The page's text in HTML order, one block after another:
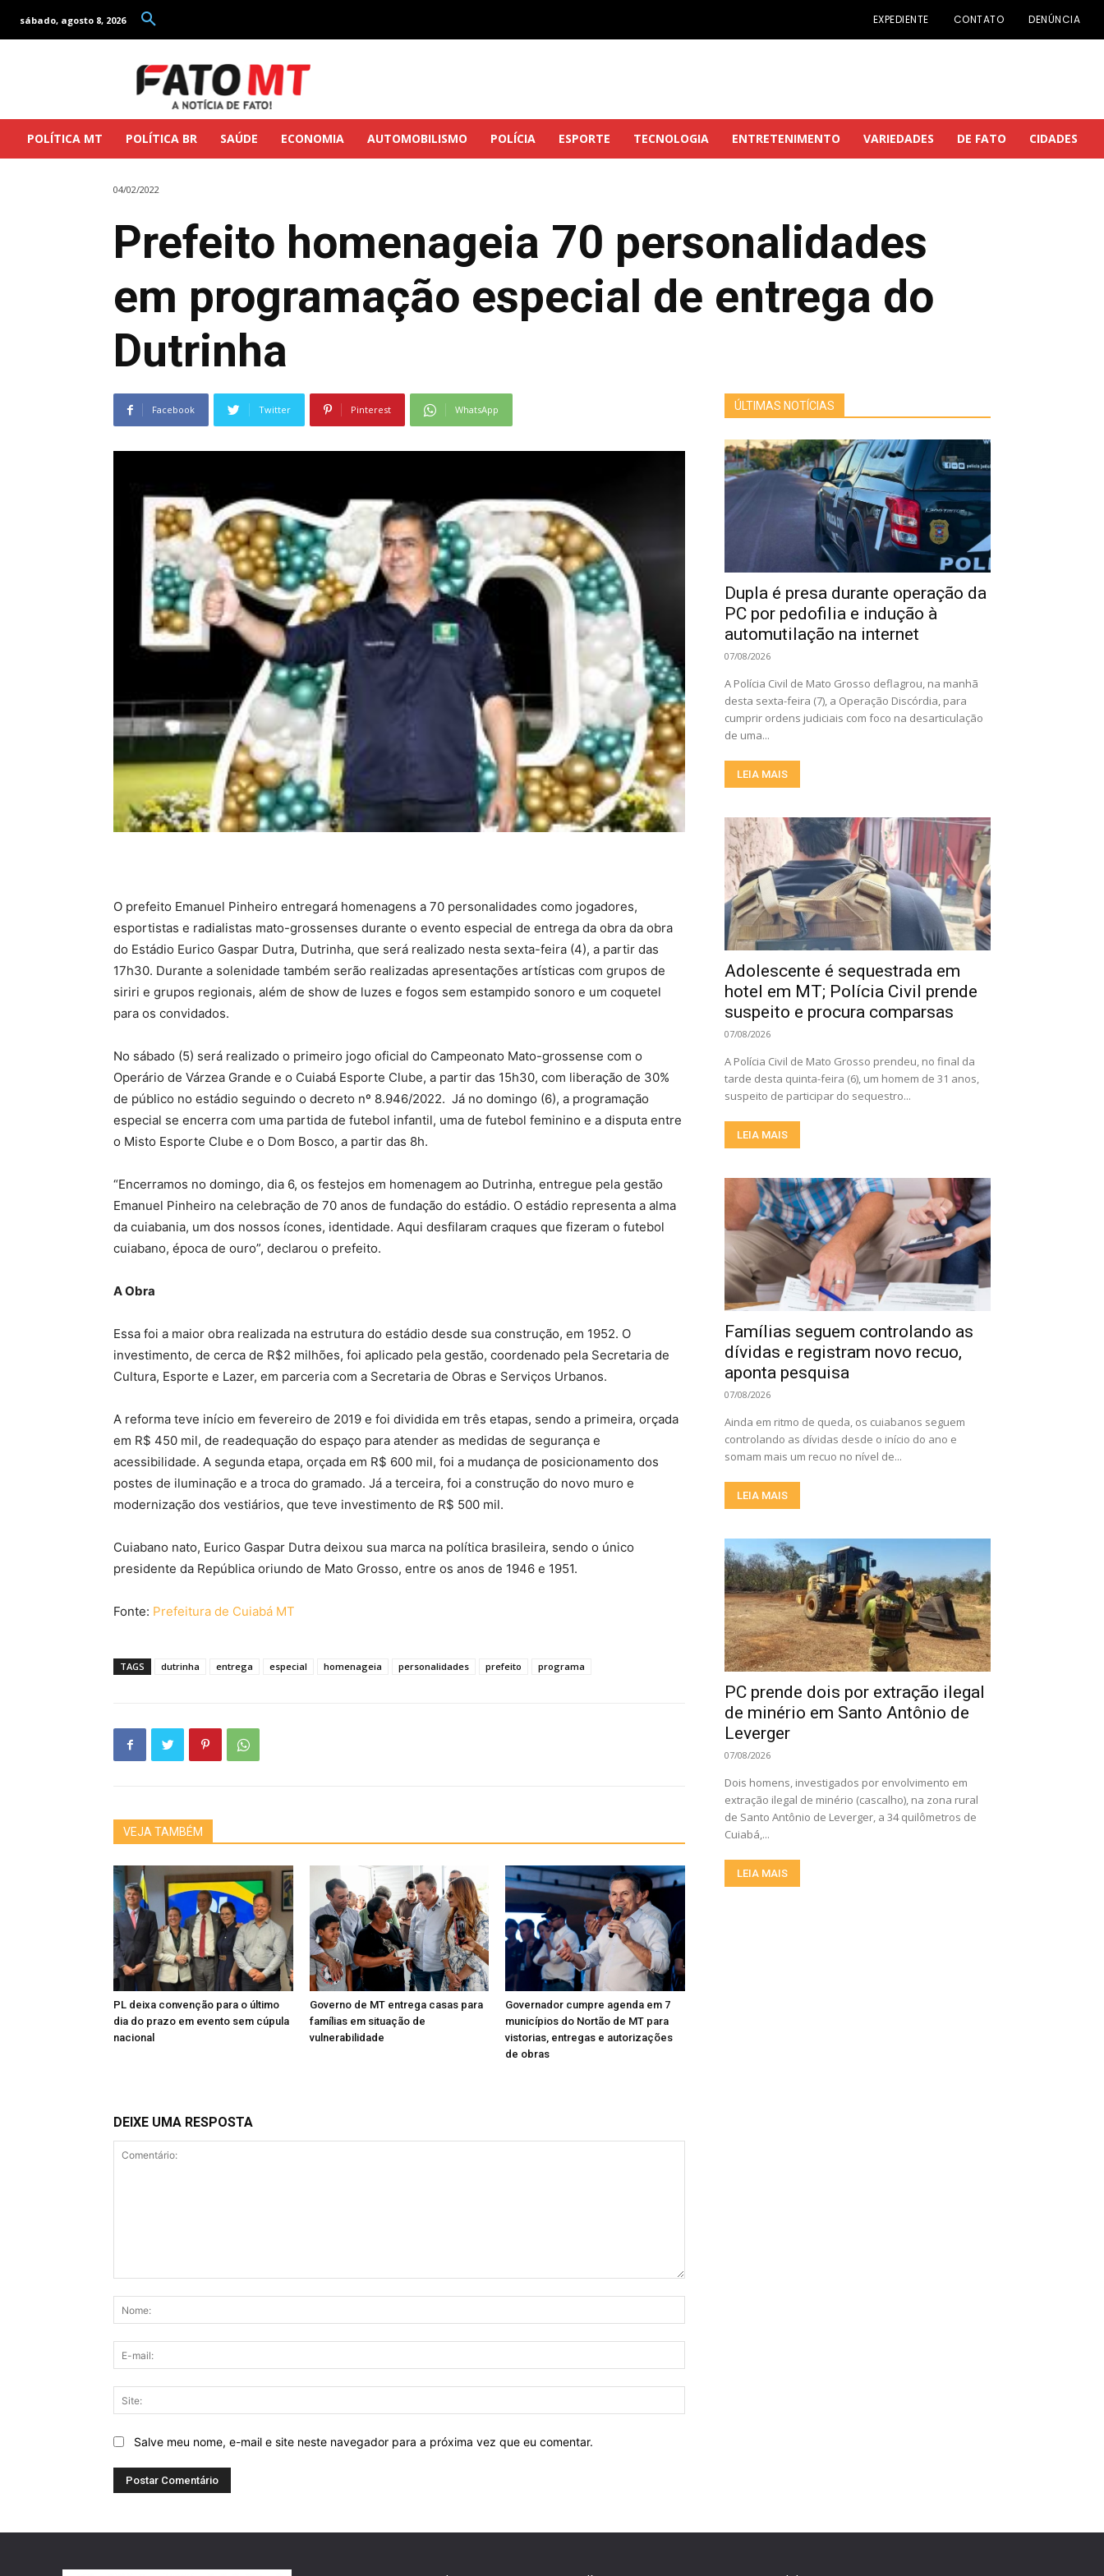
sábado, agosto 8, 2026 EXPEDIENTE CONTATO DENÚNCIA
POLÍTICA MT POLÍTICA BR SAÚDE ECONOMIA AUTOMOBILISMO POLÍCIA ESPORTE TECNOLOGIA ENTRETENIMENTO VARIEDADES DE FATO CIDADES
04/02/2022
Prefeito homenageia 70 personalidades
em programação especial de entrega do
Dutrinha
Facebook Twitter Pinterest WhatsApp
O prefeito Emanuel Pinheiro entregará homenagens a 70 personalidades como jogadores,
esportistas e radialistas mato-grossenses durante o evento especial de entrega da obra da obra
do Estádio Eurico Gaspar Dutra, Dutrinha, que será realizado nesta sexta-feira (4), a partir das
17h30. Durante a solenidade também serão realizadas apresentações artísticas com grupos de
siriri e grupos regionais, além de show de luzes e fogos sem estampido sonoro e um coquetel
para os convidados.
No sábado (5) será realizado o primeiro jogo oficial do Campeonato Mato-grossense com o
Operário de Várzea Grande e o Cuiabá Esporte Clube, a partir das 15h30, com liberação de 30%
de público no estádio seguindo o decreto nº 8.946/2022. Já no domingo (6), a programação
especial se encerra com uma partida de futebol infantil, uma de futebol feminino e a disputa entre
o Misto Esporte Clube e o Dom Bosco, a partir das 8h.
“Encerramos no domingo, dia 6, os festejos em homenagem ao Dutrinha, entregue pela gestão
Emanuel Pinheiro na celebração de 70 anos de fundação do estádio. O estádio representa a alma
da cuiabania, um dos nossos ícones, identidade. Aqui desfilaram craques que fizeram o futebol
cuiabano, época de ouro”, declarou o prefeito.
A Obra
Essa foi a maior obra realizada na estrutura do estádio desde sua construção, em 1952. O
investimento, de cerca de R$2 milhões, foi aplicado pela gestão, coordenado pela Secretaria de
Cultura, Esporte e Lazer, em parceria com a Secretaria de Obras e Serviços Urbanos.
A reforma teve início em fevereiro de 2019 e foi dividida em três etapas, sendo a primeira, orçada
em R$ 450 mil, de readequação do espaço para atender as medidas de segurança e
acessibilidade. A segunda etapa, orçada em R$ 600 mil, foi a mudança de posicionamento dos
postes de iluminação e a troca do gramado. Já a terceira, foi a construção do novo muro e
modernização dos vestiários, que teve investimento de R$ 500 mil.
Cuiabano nato, Eurico Gaspar Dutra deixou sua marca na política brasileira, sendo o único
presidente da República oriundo de Mato Grosso, entre os anos de 1946 e 1951.
Fonte: Prefeitura de Cuiabá MT
TAGS dutrinha entrega especial homenageia personalidades prefeito programa
VEJA TAMBÉM
PL deixa convenção para o último
dia do prazo em evento sem cúpula
nacional
Governo de MT entrega casas para
famílias em situação de
vulnerabilidade
Governador cumpre agenda em 7
municípios do Nortão de MT para
vistorias, entregas e autorizações
de obras
DEIXE UMA RESPOSTA
mail:
Salve meu nome, e-mail e site neste navegador para a próxima vez que eu comentar.
ÚLTIMAS NOTÍCIAS
Dupla é presa durante operação da
PC por pedofilia e indução à
automutilação na internet
07/08/2026
A Polícia Civil de Mato Grosso deflagrou, na manhã
desta sexta-feira (7), a Operação Discórdia, para
cumprir ordens judiciais com foco na desarticulação
de uma...
LEIA MAIS
Adolescente é sequestrada em
hotel em MT; Polícia Civil prende
suspeito e procura comparsas
07/08/2026
A Polícia Civil de Mato Grosso prendeu, no final da
tarde desta quinta-feira (6), um homem de 31 anos,
suspeito de participar do sequestro...
LEIA MAIS
Famílias seguem controlando as
dívidas e registram novo recuo,
aponta pesquisa
07/08/2026
Ainda em ritmo de queda, os cuiabanos seguem
controlando as dívidas desde o início do ano e
somam mais um recuo no nível de...
LEIA MAIS
PC prende dois por extração ilegal
de minério em Santo Antônio de
Leverger
07/08/2026
Dois homens, investigados por envolvimento em
extração ilegal de minério (cascalho), na zona rural
de Santo Antônio de Leverger, a 34 quilômetros de
Cuiabá,...
LEIA MAIS